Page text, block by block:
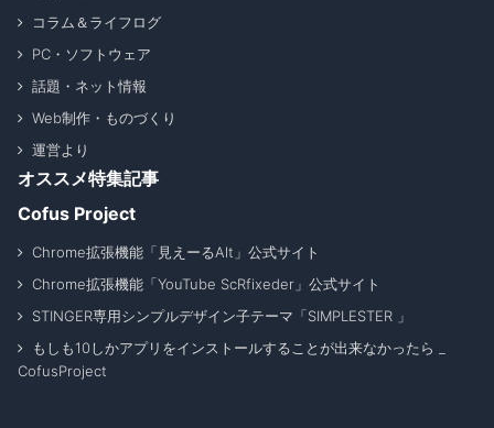
コラム＆ライフログ
PC・ソフトウェア
話題・ネット情報
Web制作・ものづくり
運営より
オススメ特集記事
Cofus Project
Chrome拡張機能「見えーるAlt」公式サイト
Chrome拡張機能「YouTube ScRfixeder」公式サイト
STINGER専用シンプルデザイン子テーマ「SIMPLESTER 」
もしも10しかアプリをインストールすることが出来なかったら _
CofusProject